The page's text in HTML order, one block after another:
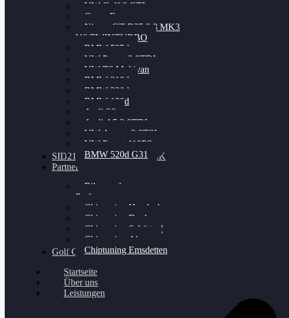
VW Golf 6 GTI
Cupra Formentor
Nissan GT-R35 3.8 MK3
V6 TWINTURBO
BMW 525d
VW Passat 2.0TDI
VW T6 Multivan
BMW 318d
BMW 320d
BMW 120d
Audi S6
Audi A5 3.0TDI
VW Arteon 2.0TSI
VW Passat 110PS
BMW 520d G31
SID212 / 212EVO UNLOCK
Partner
Bilgenroth
Performance
Chiptuning Herzlacke
Chiptuning Duelmen
Chiptuning Schüttorf
Chiptuning Ahaus
Chiptuning Emsdetten
Golf Gewinnspiel
Startseite
Über uns
Leistungen